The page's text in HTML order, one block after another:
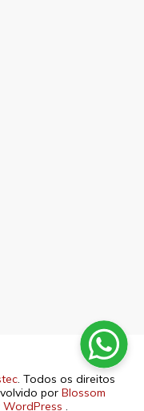
. Todos os direitos
por Blossom
WordPress .